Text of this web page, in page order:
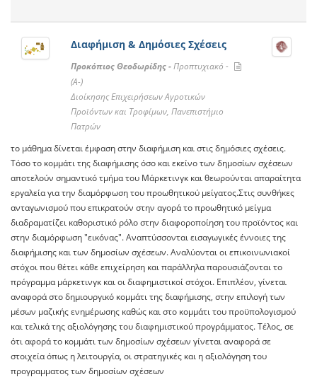
Διαφήμιση & Δημόσιες Σχέσεις
Προκόπιος Θεοδωρίδης -Προπτυχιακό -
(A-)
Διοίκησης Επιχειρήσεων Αγροτικών
Προϊόντων και Τροφίμων, Πανεπιστήμιο
Πατρών
το μάθημα δίνεται έμφαση στην διαφήμιση και στις δημόσιες σχέσεις.
Τόσο το κομμάτι της διαφήμισης όσο και εκείνο των δημοσίων σχέσεων
αποτελούν σημαντικό τμήμα του Μάρκετινγκ και θεωρούνται απαραίτητα
εργαλεία για την διαμόρφωση του προωθητικού μείγατος.Στις συνθήκες
ανταγωνισμού που επικρατούν στην αγορά το προωθητικό μείγμα
διαδραματίζει καθοριστικό ρόλο στην διαφοροποίηση του προϊόντος και
στην διαμόρφωση "εικόνας". Αναπτύσσονται εισαγωγικές έννοιες της
διαφήμισης και των δημοσίων σχέσεων. Αναλύονται οι επικοινωνιακοί
στόχοι που θέτει κάθε επιχείρηση και παράλληλα παρουσιάζονται το
πρόγραμμα μάρκετινγκ και οι διαφημιστικοί στόχοι. Επιπλέον, γίνεται
αναφορά στο δημιουργικό κομμάτι της διαφήμισης, στην επιλογή των
μέσων μαζικής ενημέρωσης καθώς και στο κομμάτι του προϋπολογισμού
και τελικά της αξιολόγησης του διαφημιστικού προγράμματος. Τέλος, σε
ότι αφορά το κομμάτι των δημοσίων σχέσεων γίνεται αναφορά σε
στοιχεία όπως η λειτουργία, οι στρατηγικές και η αξιολόγηση του
προγραμματος των δημοσίων σχέσεων